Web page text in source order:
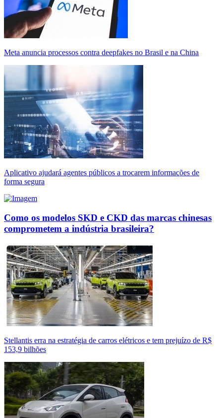
Meta anuncia processos contra deepfakes no Brasil e na China
Aplicativo ajudará agentes públicos a trocarem informações de
forma segura
Como os modelos SKD e CKD das marcas chinesas
comprometem a indústria brasileira?
Stellantis erra na estratégia de carros elétricos e tem prejuízo de R$
153,9 bilhões